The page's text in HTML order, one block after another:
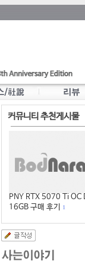
커뮤니티 추천게시물
PNY RTX 5070 Ti OC
16GB 구매 후기
1